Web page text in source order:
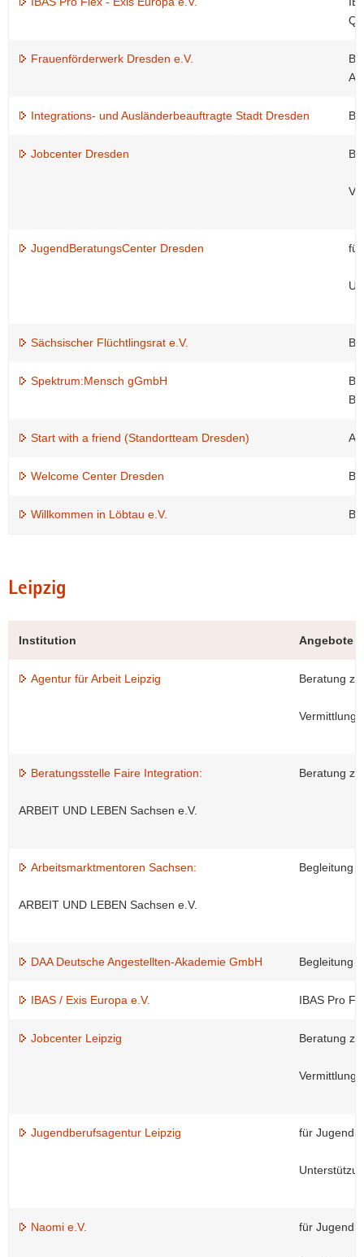
Frauenförderwerk Dresden e.V.
Integrations- und Ausländerbeauftragte Stadt Dresden
Jobcenter Dresden
JugendBeratungsCenter Dresden
Sächsischer Flüchtlingsrat e.V.
Spektrum:Mensch gGmbH
Start with a friend (Standortteam Dresden)
Welcome Center Dresden
Willkommen in Löbtau e.V.
Leipzig
Institution Angebote
Agentur für Arbeit Leipzig Beratung
Vermittlung
Beratungsstelle Faire Integration:
ARBEIT UND LEBEN Sachsen e.V.
Beratung
Arbeitsmarktmentoren Sachsen:
ARBEIT UND LEBEN Sachsen e.V.
Begleitung
DAA Deutsche Angestellten-Akademie GmbH Begleitung
IBAS / Exis Europa e.V. IBAS Pro
Jobcenter Leipzig Beratung
Vermittlung
Jugendberufsagentur Leipzig für
Naomi e.V. für